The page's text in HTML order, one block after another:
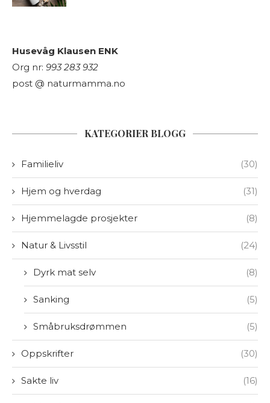
Husevåg Klausen ENK
Org nr: 993 283 932
post @ naturmamma.no
KATEGORIER BLOGG
Familieliv (30)
Hjem og hverdag (31)
Hjemmelagde prosjekter (8)
Natur & Livsstil (24)
Dyrk mat selv (8)
Sanking (5)
Småbruksdrømmen (5)
Oppskrifter (30)
Sakte liv (16)